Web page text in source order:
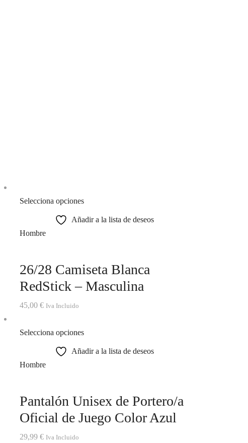
Selecciona opciones
Añadir a la lista de deseos
Hombre
26/28 Camiseta Blanca
RedStick – Masculina
45,00€ Iva Incluido
Selecciona opciones
Añadir a la lista de deseos
Hombre
Pantalón Unisex de Portero/a
Oficial de Juego Color Azul
29,99€ Iva Incluido